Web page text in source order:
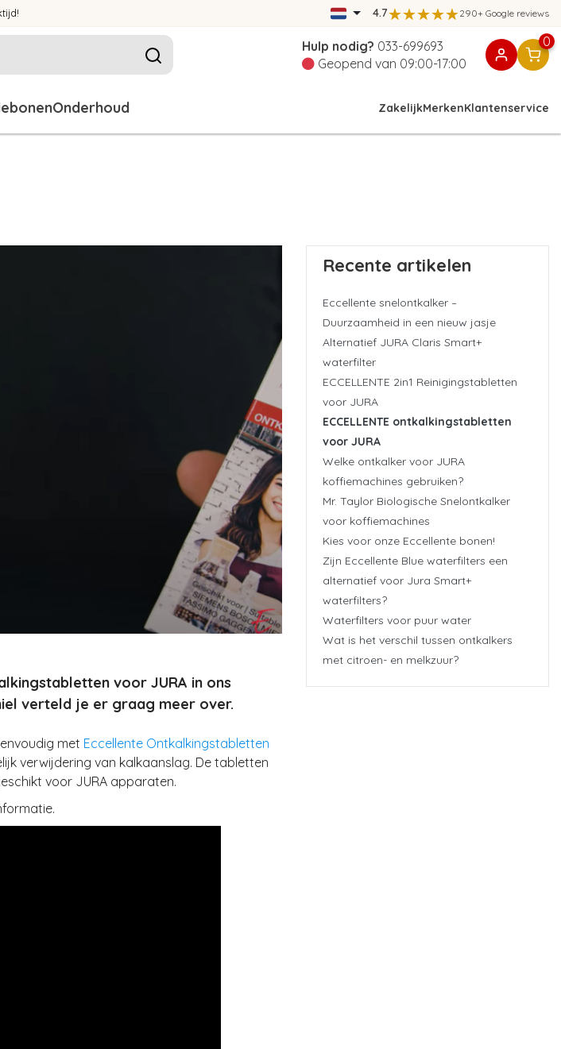
4.7 290+ Google reviews
Hulp nodig? 033-699693
Geopend van 09:00-17:00
0
Onderhoud ZakelijkMerkenKlantenservice
voor JURA in ons
verteld je er graag meer over.
met Eccellente Ontkalkingstabletten
verwijdering van kalkaanslag. De tabletten
voor JURA apparaten.
Recente artikelen
Eccellente snelontkalker –
Duurzaamheid in een nieuw jasje
Alternatief JURA Claris Smart+
waterfilter
ECCELLENTE 2in1 Reinigingstabletten
voor JURA
ECCELLENTE ontkalkingstabletten
voor JURA
Welke ontkalker voor JURA
koffiemachines gebruiken?
Mr. Taylor Biologische Snelontkalker
voor koffiemachines
Kies voor onze Eccellente bonen!
Zijn Eccellente Blue waterfilters een
alternatief voor Jura Smart+
waterfilters?
Waterfilters voor puur water
Wat is het verschil tussen ontkalkers
met citroen- en melkzuur?